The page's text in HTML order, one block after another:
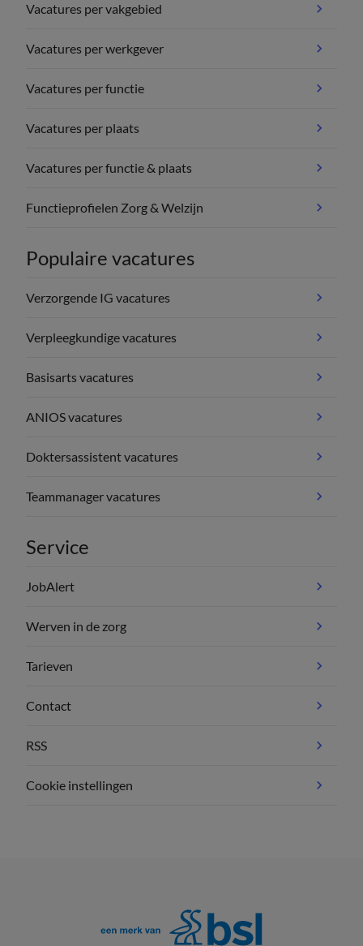
Vacatures per vakgebied
Vacatures per werkgever
Vacatures per functie
Vacatures per plaats
Vacatures per functie & plaats
Functieprofielen Zorg & Welzijn
Populaire vacatures
Verzorgende IG vacatures
Verpleegkundige vacatures
Basisarts vacatures
ANIOS vacatures
Doktersassistent vacatures
Teammanager vacatures
Service
JobAlert
Werven in de zorg
Tarieven
Contact
RSS
Cookie instellingen